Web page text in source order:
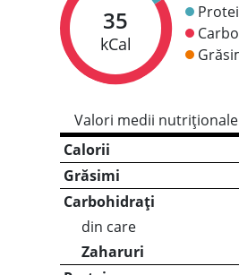
35
kCal
Valori medii
Calorii
Grăsimi
Carbohidrați
din care
Zaharuri